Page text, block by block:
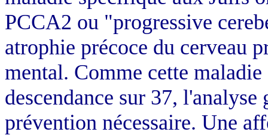
PCCA2 ou "progressive
atrophie précoce du cerveau
mental. Comme cette
descendance sur 37, l'analyse
prévention nécessaire. Une